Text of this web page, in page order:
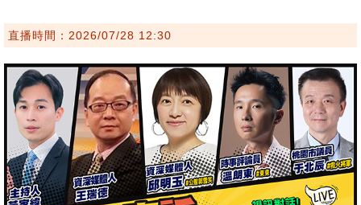
直播時間：2026/07/28 12:30